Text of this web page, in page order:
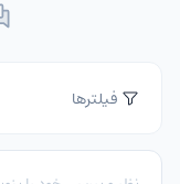
فیلترها